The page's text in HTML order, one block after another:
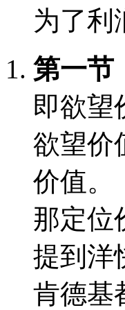
为了利
第一节
即欲望
欲望价
价值。
那定位
提到洋
肯德基